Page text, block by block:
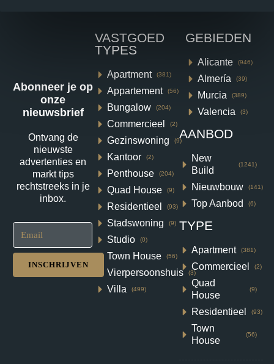
Villa in Vera N9931
Vera Playa, Vera
€370,000
VILLA
Abonneer je op
onze
nieuwsbrief
Ontvang de
nieuwste
advertenties en
markt tips
rechtstreeks in je
inbox.
INSCHRIJVEN
VASTGOED
TYPES
Apartment (381)
Appartement (56)
Bungalow (204)
Commercieel (2)
Gezinswoning (9)
Kantoor (2)
Penthouse (204)
Quad House (9)
Residentieel (93)
Stadswoning (9)
Studio (0)
Town House (56)
Vierpersoonshuis (3)
Villa (499)
GEBIEDEN
Alicante (946)
Almería (39)
Murcia (389)
Valencia (3)
AANBOD
New
Build
(1241)
Nieuwbouw (141)
Top Aanbod (6)
TYPE
Apartment (381)
Commercieel (2)
Quad
House
(9)
Residentieel (93)
Town
House
(56)